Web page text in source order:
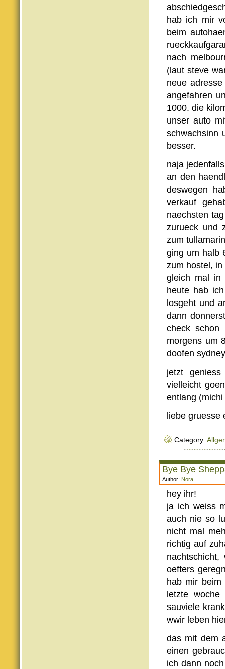
hab ich mir
beim
nach
(laut steve
neue
angefahren
1000. die
unser auto
schwachsinn
besser.
naja
an den
deswegen
verkauf
naechsten
zurueck und
zum
ging um halb
zum hostel,
gleich mal in
heute hab
losgeht und
dann
check
morgens um
doofen
jetzt
vielleicht
entlang
liebe
Category:
Bye Bye
Author: Nora
hey ihr!
ja ich weiss
auch nie so
nicht mal
richtig auf
oefters
hab mir
letzte
sauviele
wwir leben
das mit dem
einen
ich dann